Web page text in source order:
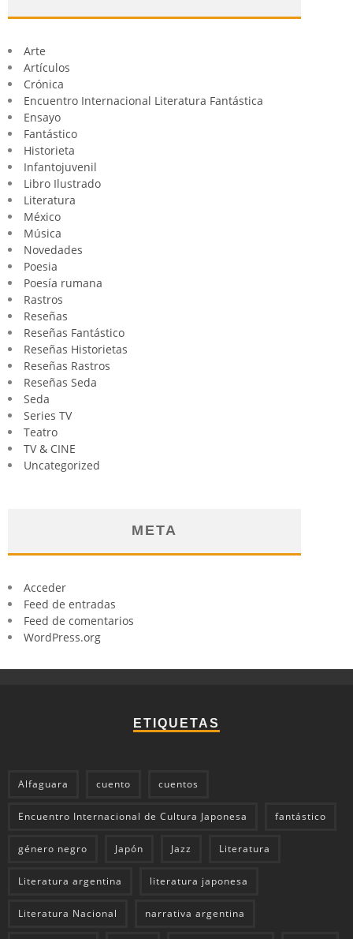
Arte
Artículos
Crónica
Encuentro Internacional Literatura Fantástica
Ensayo
Fantástico
Historieta
Infantojuvenil
Libro Ilustrado
Literatura
México
Música
Novedades
Poesia
Poesía rumana
Rastros
Reseñas
Reseñas Fantástico
Reseñas Historietas
Reseñas Rastros
Reseñas Seda
Seda
Series TV
Teatro
TV & CINE
Uncategorized
META
Acceder
Feed de entradas
Feed de comentarios
WordPress.org
ETIQUETAS
Alfaguara cuento cuentos
Encuentro Internacional de Cultura Japonesa fantástico
género negro Japón Jazz Literatura
Literatura argentina literatura japonesa
Literatura Nacional narrativa argentina